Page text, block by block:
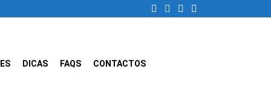
DICAS FAQS CONTACTOS